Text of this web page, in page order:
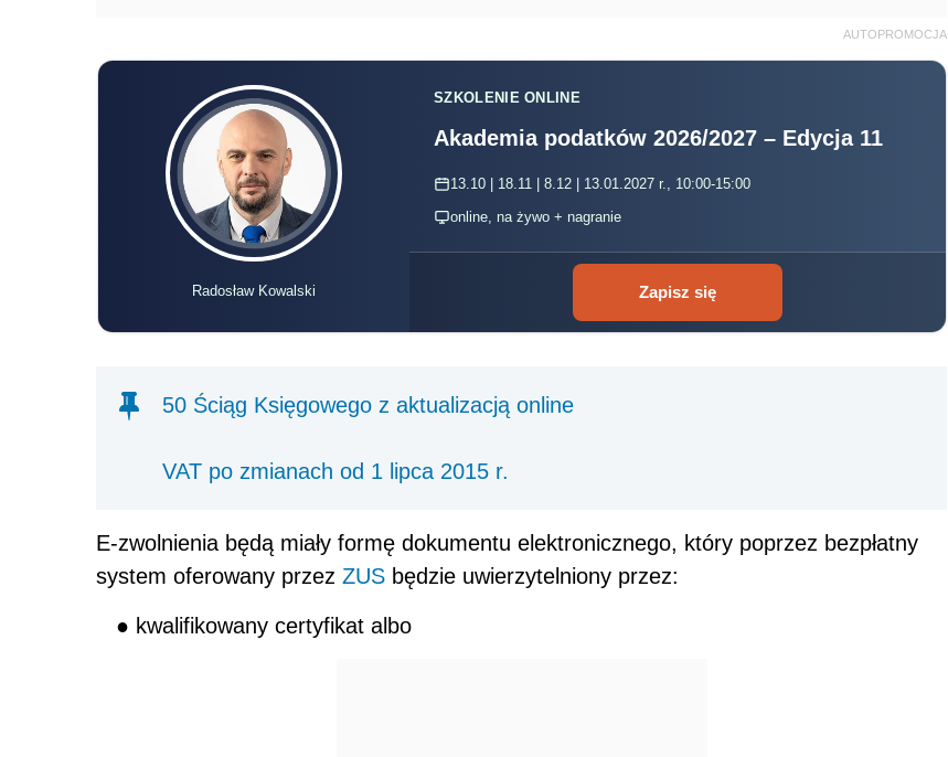
AUTOPROMOCJA
Radosław Kowalski
SZKOLENIE ONLINE
Akademia podatków 2026/2027 – Edycja 11
13.10 | 18.11 | 8.12 | 13.01.2027 r., 10:00-15:00
online, na żywo + nagranie
Zapisz się
50 Ściąg Księgowego z aktualizacją online
VAT po zmianach od 1 lipca 2015 r.
E-zwolnienia będą miały formę dokumentu elektronicznego, który poprzez bezpłatny
system oferowany przez ZUS będzie uwierzytelniony przez:
● kwalifikowany certyfikat albo